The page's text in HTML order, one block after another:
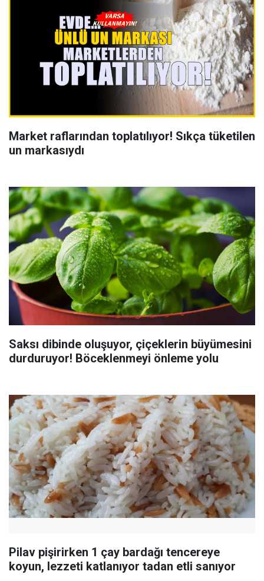
Market raflarından toplatılıyor! Sıkça tüketilen
un markasıydı
Saksı dibinde oluşuyor, çiçeklerin büyümesini
durduruyor! Böceklenmeyi önleme yolu
Pilav pişirirken 1 çay bardağı tencereye
koyun, lezzeti katlanıyor tadan etli sanıyor